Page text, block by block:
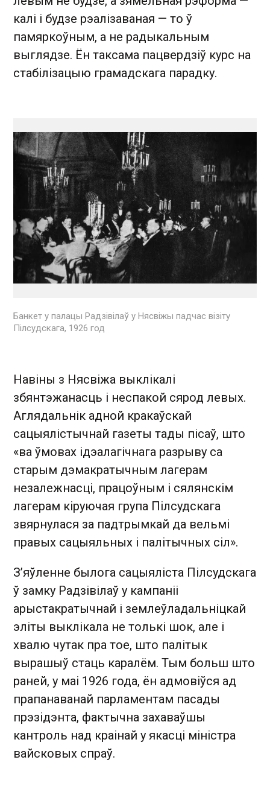
калі і будзе рэалізаваная — то ў
памяркоўным, а не радыкальным
выглядзе. Ён таксама пацвердзіў курс на
стабілізацыю грамадскага парадку.
Банкет у палацы Радзівілаў у Нясвіжы падчас візіту
Пілсудскага, 1926 год
Навіны з Нясвіжа выклікалі
збянтэжанасць і неспакой сярод левых.
Аглядальнік адной кракаўскай
сацыялістычнай газеты тады пісаў, што
«ва ўмовах ідэалагічнага разрыву са
старым дэмакратычным лагерам
незалежнасці, працоўным і сялянскім
лагерам кіруючая група Пілсудскага
звярнулася за падтрымкай да вельмі
правых сацыяльных і палітычных сіл».
З’яўленне былога сацыяліста Пілсудскага
ў замку Радзівілаў у кампаніі
арыстакратычнай і землеўладальніцкай
эліты выклікала не толькі шок, але і
хвалю чутак пра тое, што палітык
вырашыў стаць каралём. Тым больш што
раней, у маі 1926 года, ён адмовіўся ад
прапанаванай парламентам пасады
прэзідэнта, фактычна захаваўшы
кантроль над краінай у якасці міністра
вайсковых спраў.